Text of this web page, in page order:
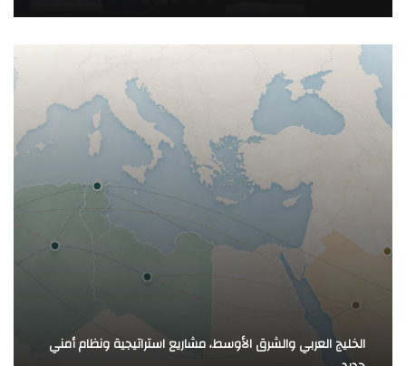
الخليج العربي والشرق الأوسط، مشاريع استراتيجية ونظام أمني